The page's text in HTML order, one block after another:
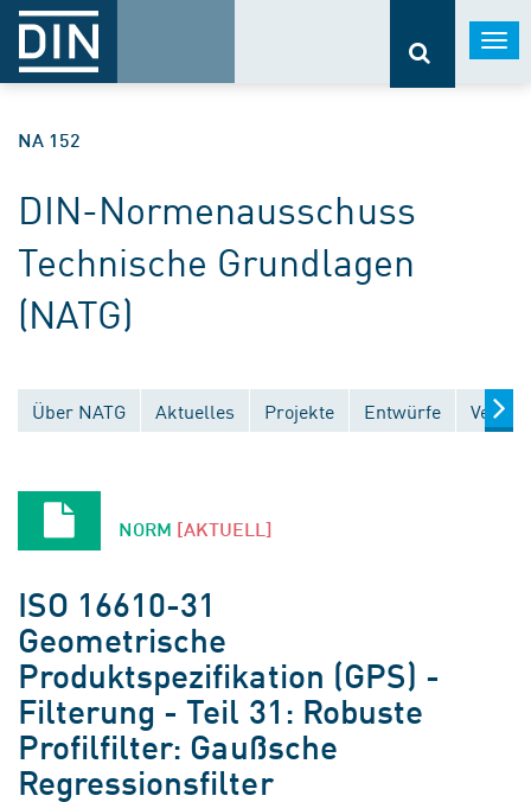
NA 152
DIN-Normenausschuss
Technische Grundlagen
(NATG)
Über NATG Aktuelles Projekte Entwürfe
NORM [AKTUELL]
ISO 16610-31
Geometrische
Produktspezifikation (GPS) -
Filterung - Teil 31: Robuste
Profilfilter: Gaußsche
Regressionsfilter